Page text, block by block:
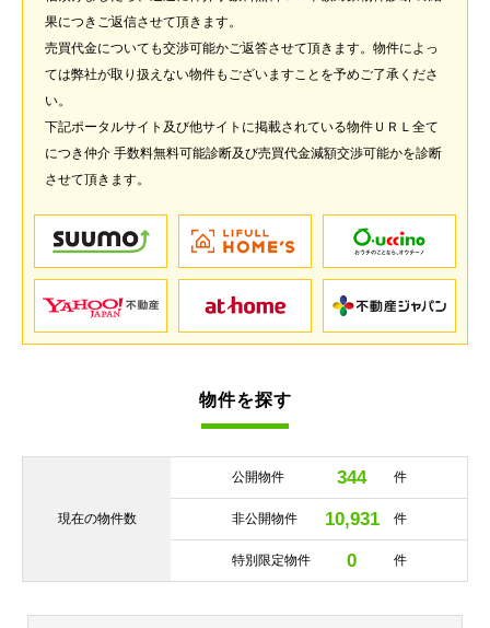
果につきご返信させて頂きます。
売買代金についても交渉可能かご返答させて頂きます。物件によっ
ては弊社が取り扱えない物件もございますことを予めご了承くださ
い。
下記ポータルサイト及び他サイトに掲載されている物件ＵＲＬ全て
につき仲介 手数料無料可能診断及び売買代金減額交渉可能かを診断
させて頂きます。
物件を探す
現在の物件数
公開物件 344 件
非公開物件 10,931 件
特別限定物件 0 件